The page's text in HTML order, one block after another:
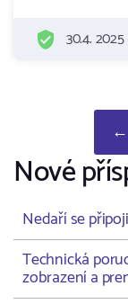
30.4. 2025
←
Nové
Nedaří se
Technická
zobrazení a